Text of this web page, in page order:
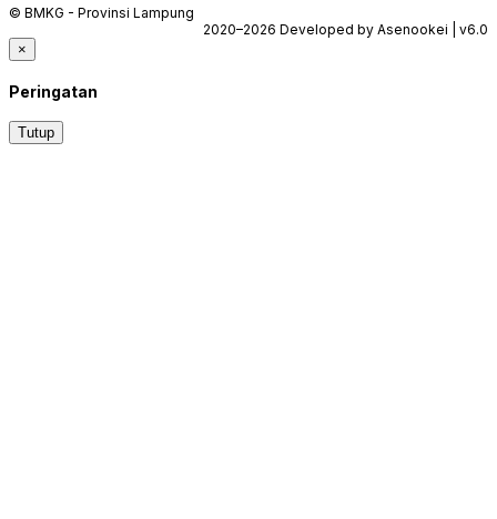
© BMKG - Provinsi Lampung
2020–2026 Developed by Asenookei | v6.0
×
Peringatan
Tutup